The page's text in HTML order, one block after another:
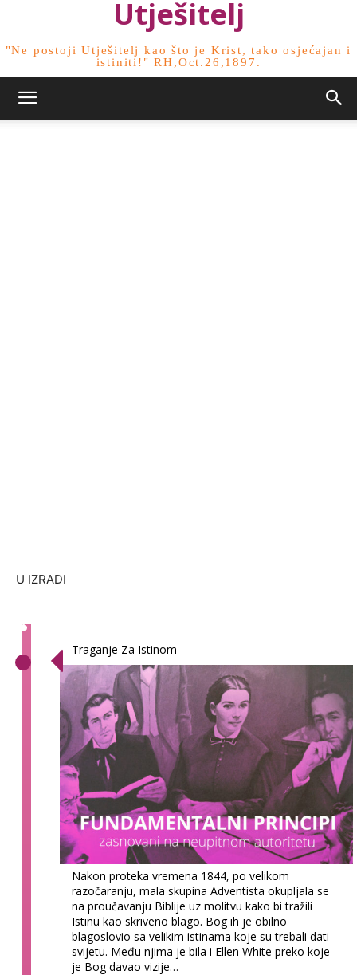
Utješitelj
"Ne postoji Utješitelj kao što je Krist, tako osjećajan i
istiniti!" RH,Oct.26,1897.
U IZRADI
Traganje Za Istinom
Nakon proteka vremena 1844, po velikom
razočaranju, mala skupina Adventista okupljala se
na proučavanju Biblije uz molitvu kako bi tražili
Istinu kao skriveno blago. Bog ih je obilno
blagoslovio sa velikim istinama koje su trebali dati
svijetu. Među njima je bila i Ellen White preko koje
je Bog davao vizije…